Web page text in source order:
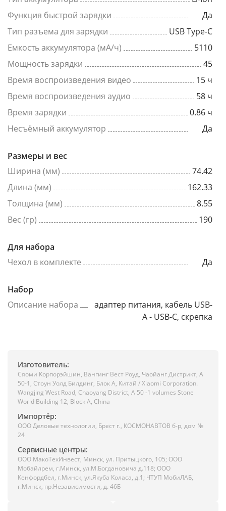
Функция быстрой зарядки
Да
Тип разъема для зарядки
USB Type-C
Емкость аккумулятора (мА/ч)
5110
Мощность зарядки
45
Время воспроизведения видео
15 ч
Время воспроизведения аудио
58 ч
Время зарядки
0.86 ч
Несъёмный аккумулятор
Да
Размеры и вес
Ширина (мм)
74.42
Длина (мм)
162.33
Толщина (мм)
8.55
Вес (гр)
190
Для набора
Чехол в комплекте
Да
Набор
Описание набора
адаптер питания, кабель USB-
A - USB-C, скрепка
Изготовитель:
Сяоми Корпорэйшин, Вангинг Вест Роуд, Чаойанг Дистрикт, А
50-1, Стоун Уолд Билдинг, Блок А, Китай / Xiaomi Corporation.
Wangjing West Road, Chaoyang District, A 50 -1 volumes Stone
World Building 12, Block A, China
Импортёр:
ООО Деловые технологии, Брест г., КОСМОНАВТОВ б-р, дом №
24
Сервисные центры:
ООО МакоТехИнвест, Минск, ул. Притыцкого, 105; ООО
Мобайлрем, г.Минск, ул.М.Богдановича д.118; ООО
Кенфордбел, г.Минск, ул.Якуба Коласа, д.1; ЧТУП МобиЛАБ,
г.Минск, пр.Независимости, д. 46Б